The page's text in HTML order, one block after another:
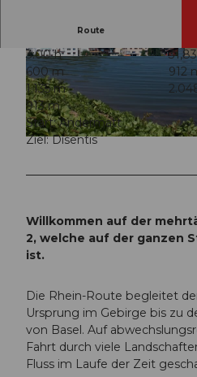
© Sedrun Disentis Tourismus
© Heidi Meier, Sedrun Disentis Tourismus, © Os
kar Enander
©
Route
3:00 h
600 m
912
1.135 m
913 m
Start: Andermatt
Ziel: Disentis
Willkommen auf der
2, welche auf der ganzen
ist.
Die Rhein-Route begleitet
Ursprung im Gebirge bis zu
von Basel. Auf
Fahrt durch viele
Fluss im Laufe der Zeit